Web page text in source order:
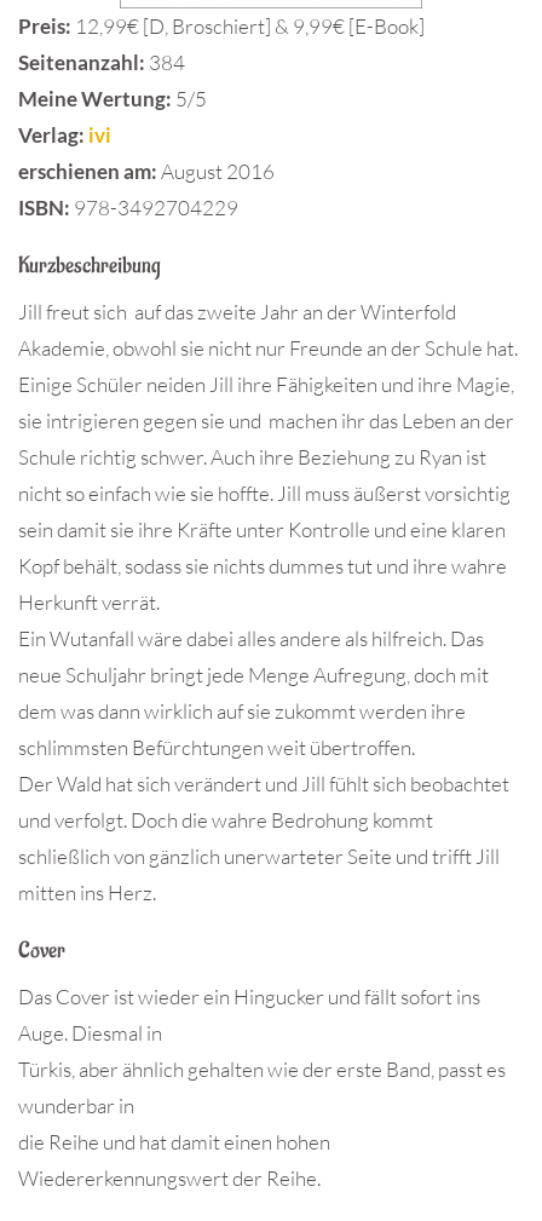
Preis: 12,99€ [D, Broschiert] & 9,99€ [E-Book]
Seitenanzahl: 384
Meine Wertung: 5/5
Verlag: ivi
erschienen am:August 2016
ISBN: 978-3492704229
Kurzbeschreibung
Jill freut sich auf das zweite Jahr an der Winterfold
Akademie, obwohl sie nicht nur Freunde an der Schule hat.
Einige Schüler neiden Jill ihre Fähigkeiten und ihre Magie,
sie intrigieren gegen sie und machen ihr das Leben an der
Schule richtig schwer. Auch ihre Beziehung zu Ryan ist
nicht so einfach wie sie hoffte. Jill muss äußerst vorsichtig
sein damit sie ihre Kräfte unter Kontrolle und eine klaren
Kopf behält, sodass sie nichts dummes tut und ihre wahre
Herkunft verrät.
Ein Wutanfall wäre dabei alles andere als hilfreich. Das
neue Schuljahr bringt jede Menge Aufregung, doch mit
dem was dann wirklich auf sie zukommt werden ihre
schlimmsten Befürchtungen weit übertroffen.
Der Wald hat sich verändert und Jill fühlt sich beobachtet
und verfolgt. Doch die wahre Bedrohung kommt
schließlich von gänzlich unerwarteter Seite und trifft Jill
mitten ins Herz.
Cover
Das Cover ist wieder ein Hingucker und fällt sofort ins
Auge. Diesmal in
Türkis, aber ähnlich gehalten wie der erste Band, passt es
wunderbar in
die Reihe und hat damit einen hohen
Wiedererkennungswert der Reihe.